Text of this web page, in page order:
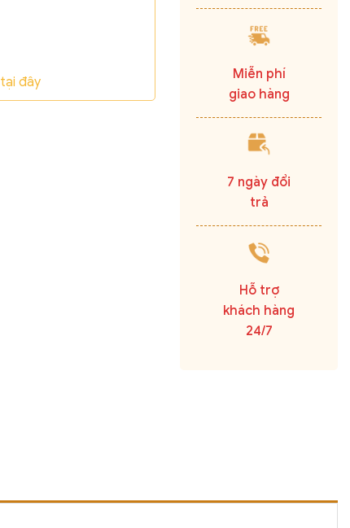
tại đây
Miễn phí
giao hàng
7 ngày đổi
trả
Hỗ trợ
khách hàng
24/7